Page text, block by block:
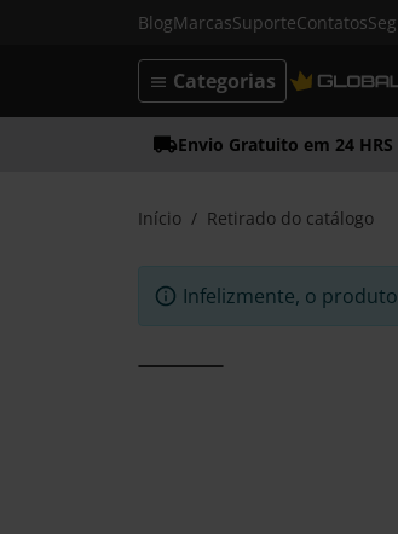
BlogMarcasSuporteContatos
Categorias
Envio Gratuito em 24 HRS
Início Retirado do catálogo
Infelizmente, o